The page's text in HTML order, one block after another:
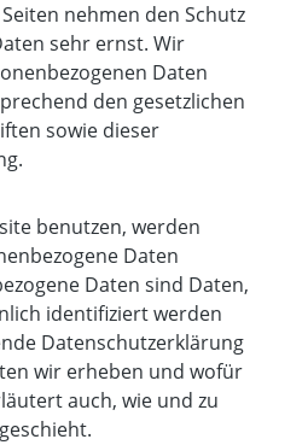
nehmen den Schutz
sehr ernst. Wir
Daten
den gesetzlichen
sowie dieser
benutzen, werden
Daten
Daten sind Daten,
identifiziert werden
Datenschutzerklärung
wir erheben und wofür
auch, wie und zu